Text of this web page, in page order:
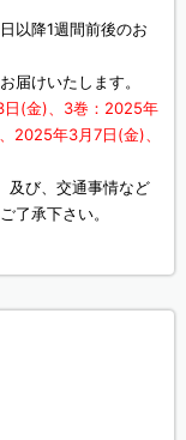
以降1週間前後のお
届けいたします。
日(金)、3巻：2025年
2025年3月7日(金)、
及び、交通事情など
了承下さい。